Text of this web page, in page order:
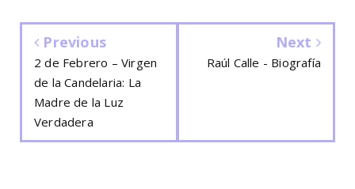
Previous
2 de Febrero – Virgen
de la Candelaria: La
Madre de la Luz
Verdadera
Next
Raúl Calle - Biografía